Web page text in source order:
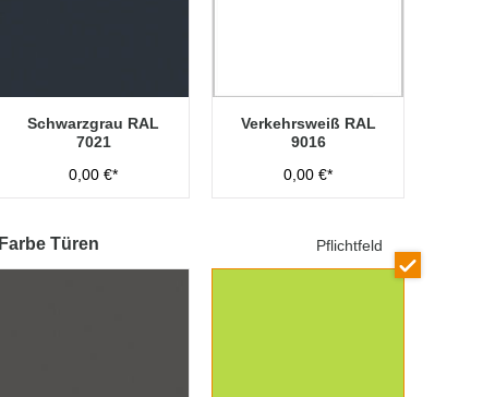
Schwarzgrau RAL
7021
0,00 €*
Verkehrsweiß RAL
9016
0,00 €*
Farbe Türen Pflichtfeld